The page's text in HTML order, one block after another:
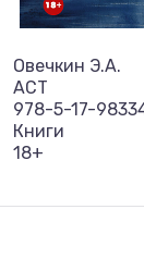
Овечкин Э.А.
АСТ
978-5-17-
Книги
18+